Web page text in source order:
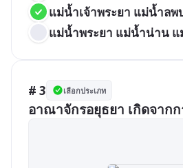
แม่น้ำเจ้าพระยา แม่น้ำล
แม่น้ำพระยา แม่น้ำน่าน
# 3 เลือกประเภท
อาณาจักรอยุธยา เกิดจาก